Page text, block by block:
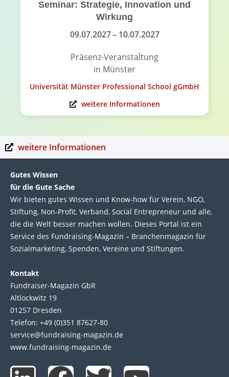
Seminar: Strategie, Innovation und
Wirkung
09.07.2027– 10.07.2027
Präsenz-Veranstaltung
in Münster
Universität Münster Professional School gGmbH
weitere Informationen
weitere Informationen
Gutes Wissen
für die Gute Sache
Wir bie­ten gutes Wis­sen und Know-how für Ver­ein, NGO,
Stif­tung, Non-Profit, Ver­band, Social Entre­pre­neur und alle,
die die Welt bes­ser machen wol­len. Die­ses Por­tal ist ein
Service des Fund­raising-Magazin – Bran­chen­magazin für
Sozial­marke­ting, Spen­den, Ver­eine und Stif­tun­gen.
Kontakt
Fundraiser-Magazin GbR
Altlockwitz 19
01257 Dresden
Telefon: +49 (0)351 87627-80
service@fundraising-magazin.de
www.fundraising-magazin.de